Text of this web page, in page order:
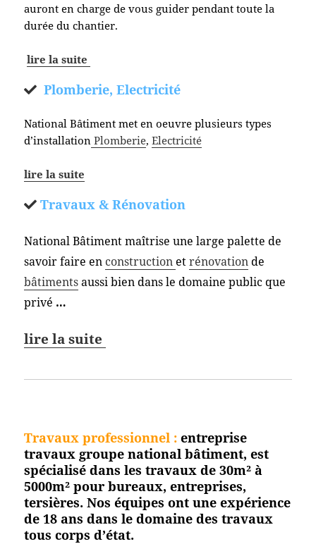
auront en charge de vous guider pendant toute la
durée du chantier.
lire la suite
Plomberie, Electricité
National Bâtiment met en oeuvre plusieurs types
d’installation Plomberie,Electricité
lire la suite
Travaux & Rénovation
National Bâtiment maîtrise une large palette de
savoir faire en construction etrénovationde
bâtimentsaussi bien dans le domaine public que
privé …
lire la suite
Travaux professionnel : entreprise
travaux groupe national bâtiment, est
spécialisé dans les travaux de 30m² à
5000m² pour bureaux, entreprises,
tersières. Nos équipes ont une expérience
de 18 ans dans le domaine des travaux
tous corps d’état.